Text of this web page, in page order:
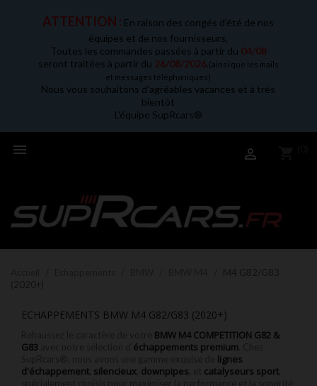
ATTENTION : En raison des congés d'été de nos
équipes et de nos fournisseurs,
Toutes les commandes passées à partir du 04/08
seront traitées à partir du 26/08/2026.(ainsi que les mails
et messages téléphoniques)
Nous vous souhaitons d'agréables vacances et à très
bientôt
L'équipe SupRcars®
 
ECHAPPEMENTS BMW M4 G82/G83 (2020+)
BMW M4 COMPETITION G82 &
G83
échappements premium
lignes
d'échappement silencieux downpipes catalyseurs sport